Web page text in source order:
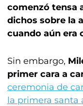
comenzó tensa
dichos sobre la
cuando aún era
Sin embargo,
primer cara a
ceremonia de
la primera santa